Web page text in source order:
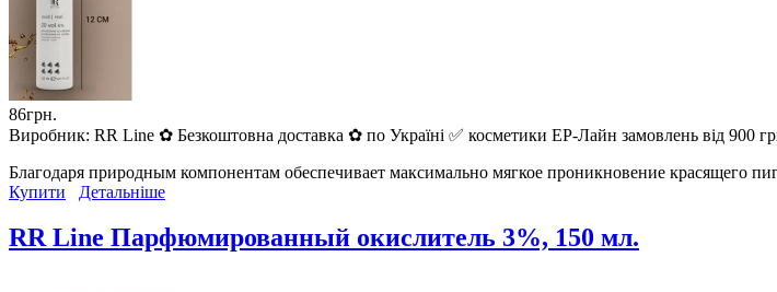
86грн.
Виробник: RR Line ✿ Безкоштовна доставка ✿ по Україні ✅ косметики ЕР-Лайн замовлень від 900
Благодаря природным компонентам обеспечивает максимально мягкое проникновение красящего
Купити
Детальніше
RR Line Парфюмированный окислитель 3%, 150 мл.